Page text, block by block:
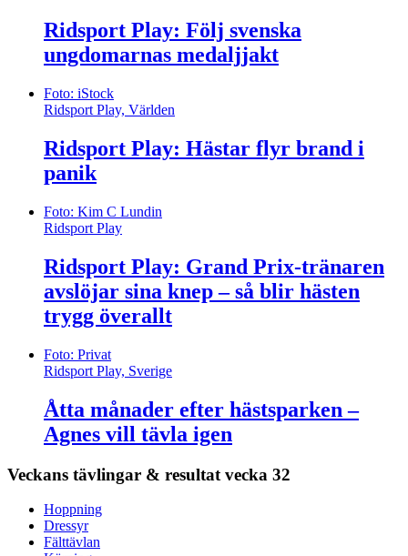
Ridsport Play: Följ svenska
ungdomarnas medaljjakt
Foto: iStock
Ridsport Play: Hästar flyr brand i
panik
Foto: Kim C Lundin
Ridsport Play: Grand Prix-tränaren
avslöjar sina knep – så blir hästen
trygg överallt
Foto: Privat
Åtta månader efter hästsparken –
Agnes vill tävla igen
Veckans tävlingar & resultat
Hoppning
Dressyr